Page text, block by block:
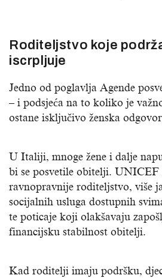
Roditeljstvo koje
iscrpljuje
Jedno od poglavlja Agende
– i podsjeća na to koliko je
ostane isključivo ženska
U Italiji, mnoge žene i dalje
bi se posvetile obitelji. UNICEF
ravnopravnije roditeljstvo, više
socijalnih usluga dostupnih
te poticaje koji olakšavaju
financijsku stabilnost obitelji.
Kad roditelji imaju podršku,